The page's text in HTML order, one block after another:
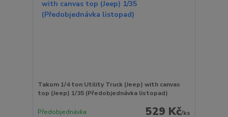
Takom 1/4 ton Utility Truck (Jeep) with canvas
top (Jeep) 1/35 (Předobjednávka listopad)
529 Kč/ks
Předobjednávka